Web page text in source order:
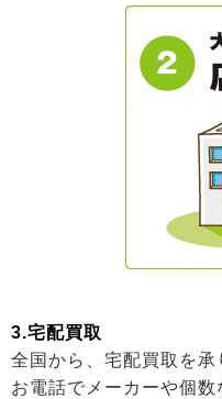
3.宅配買取
全国から、宅配買取を
お電話でメーカーや個